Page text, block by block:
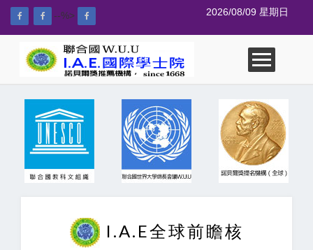
--%> 2026/08/09 星期日
I.A.E全球前瞻核